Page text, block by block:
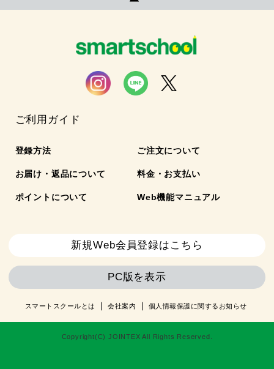
ご利用ガイド
登録方法 ご注文について
お届け・返品について 料金・お支払い
ポイントについて Web機能マニュアル
新規Web会員登録はこちら
PC版を表示
スマートスクールとは 会社案内 個人情報保護に関するお知らせ
Copyright(C) JOINTEX All Rights Reserved.